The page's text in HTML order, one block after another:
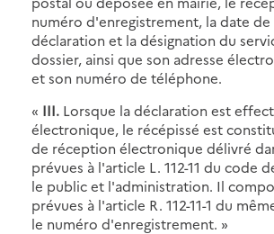
numéro d'enregistrement, la date
déclaration et la désignation du
dossier, ainsi que son adresse
et son numéro de téléphone.
« III. Lorsque la déclaration est
électronique, le récépissé est
de réception électronique délivré
prévues à l'article L. 112-11 du code
le public et l'administration. Il
prévues à l'article R. 112-11-1 du
le numéro d'enregistrement. »